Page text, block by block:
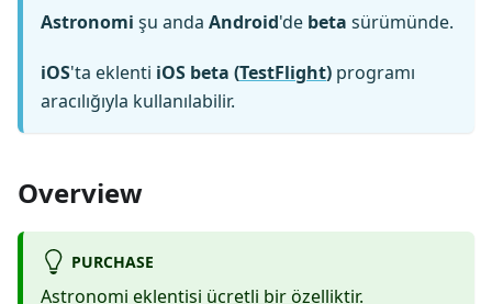
Astronomi şu anda Android'de beta sürümünde.
iOS'ta eklenti iOS beta (TestFlight) programı
aracılığıyla kullanılabilir.
Overview
PURCHASE
Astronomi eklentisi ücretli bir özelliktir.